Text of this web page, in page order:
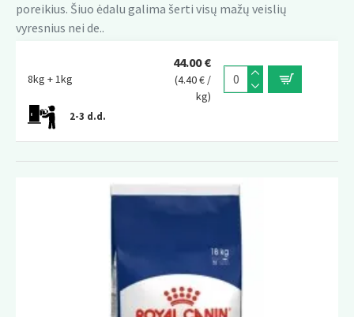
poreikius. Šiuo ėdalu galima šerti visų mažų veislių
vyresnius nei de..
8kg + 1kg
2-3 d.d.
44.00 €
(4.40 € /
kg)